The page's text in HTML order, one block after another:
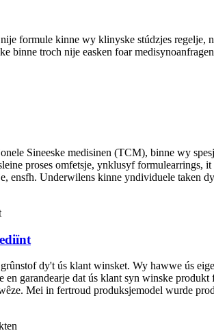
formule kinne wy ​​klinyske stúdzjes regelje,
binne troch nije easken foar
Sineeske medisinen (TCM), binne wy
proses omfetsje, ynklusyf formulearrings,
ensfh. Underwilens kinne yndividuele taken
dy't ús klant winsket. Wy hawwe ús
en garandearje dat ús klant syn winske
Mei in fertroud produksjemodel wurde